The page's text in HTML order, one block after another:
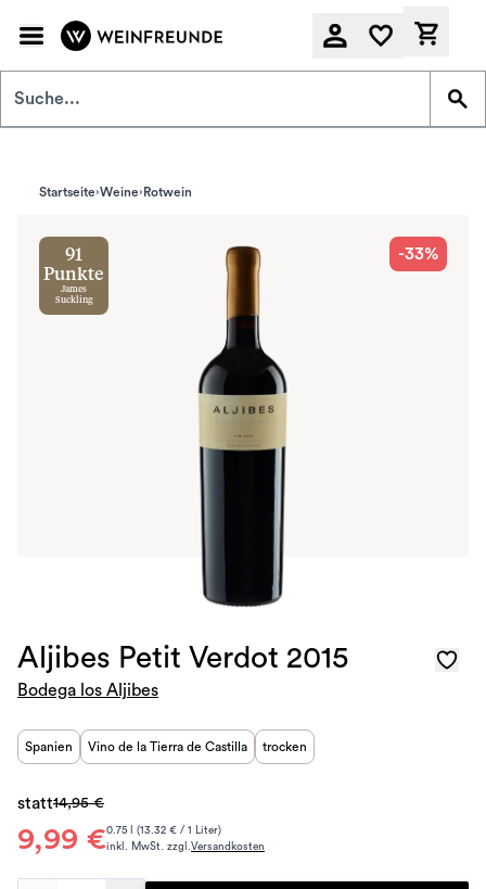
Startseite Weine Rotwein
91
Punkte
James
Suckling
-33%
Aljibes Petit Verdot 2015
Bodega los Aljibes
Spanien Vino de la Tierra de Castilla trocken
9,99 €
statt14,95 €
0.75 l (13.32 € / 1 Liter)
inkl. MwSt. zzgl.Versandkosten